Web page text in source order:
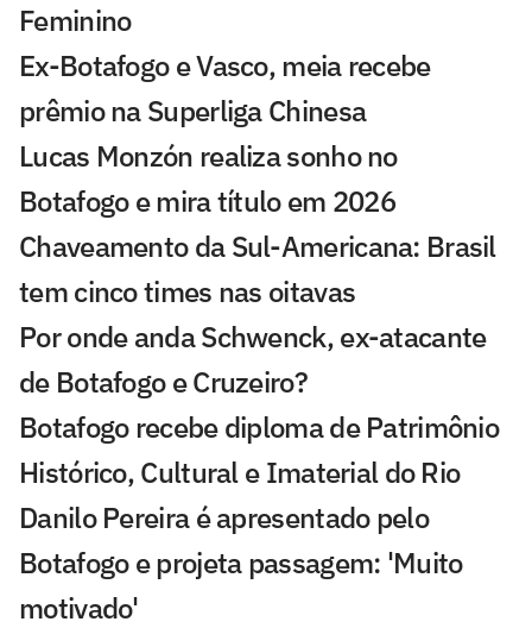
Feminino
Ex-Botafogo e Vasco, meia recebe
prêmio na Superliga Chinesa
Lucas Monzón realiza sonho no
Botafogo e mira título em 2026
Chaveamento da Sul-Americana: Brasil
tem cinco times nas oitavas
Por onde anda Schwenck, ex-atacante
de Botafogo e Cruzeiro?
Botafogo recebe diploma de Patrimônio
Histórico, Cultural e Imaterial do Rio
Danilo Pereira é apresentado pelo
Botafogo e projeta passagem: 'Muito
motivado'